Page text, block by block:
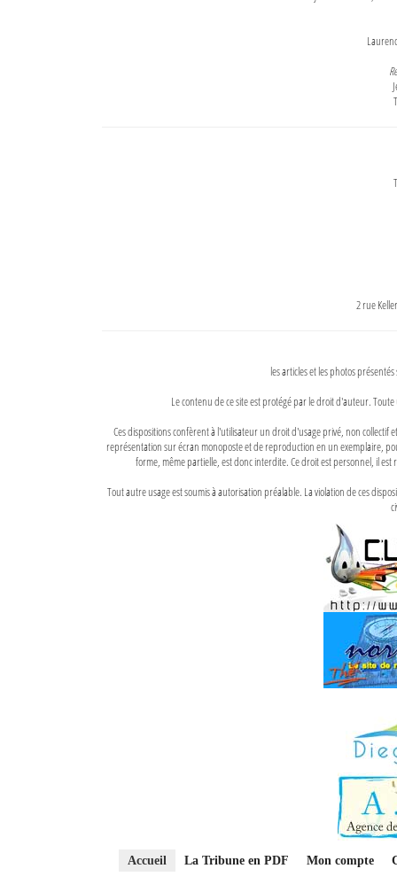
2 rue
les articles et les photos
Le contenu de ce site est protégé par le droit d'auteur.
Ces dispositions confèrent à l'utilisateur un droit d'usage privé, non
représentation sur écran monoposte et de reproduction en un exemplaire,
forme, même partielle, est donc interdite. Ce droit est personnel, il
Tout autre usage est soumis à autorisation préalable. La violation de ces
Accueil La Tribune en PDF Mon compte